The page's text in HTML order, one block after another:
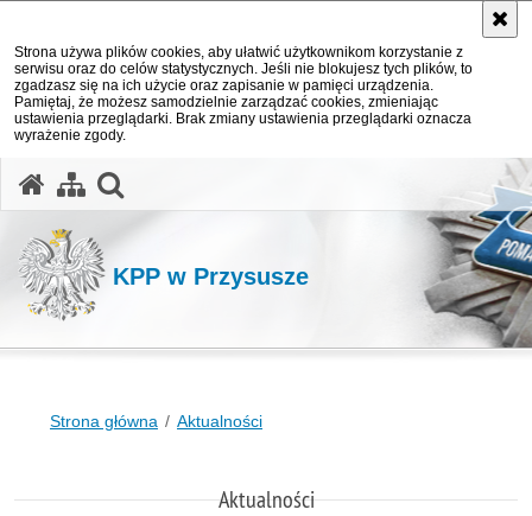
Strona używa plików cookies, aby ułatwić użytkownikom korzystanie z
serwisu oraz do celów statystycznych. Jeśli nie blokujesz tych plików, to
zgadzasz się na ich użycie oraz zapisanie w pamięci urządzenia.
Pamiętaj, że możesz samodzielnie zarządzać cookies, zmieniając
ustawienia przeglądarki. Brak zmiany ustawienia przeglądarki oznacza
wyrażenie zgody.
KPP w Przysusze
Strona główna Aktualności
Aktualności